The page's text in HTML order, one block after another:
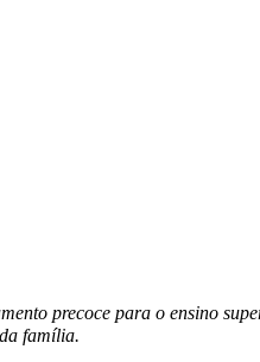
precoce para o ensino
família.